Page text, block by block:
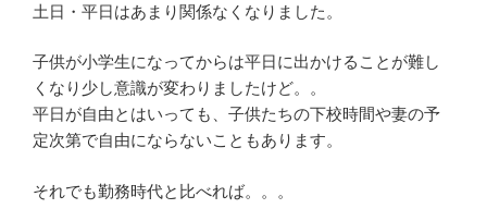
土日・平日はあまり関係なくなりました。
子供が小学生になってからは平日に出かけることが難し
くなり少し意識が変わりましたけど。。
平日が自由とはいっても、子供たちの下校時間や妻の予
定次第で自由にならないこともあります。
それでも勤務時代と比べれば。。。